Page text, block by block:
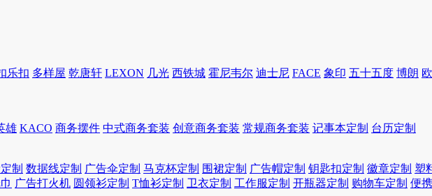
乐扣 多样屋 乾唐轩 LEXON 几光 西铁城 霍尼韦尔 迪士尼 FACE 象印 五十五度 博朗
雄 KACO 商务摆件 中式商务套装 创意商务套装 常规商务套装 记事本定制 台历定制
制 数据线定制 广告伞定制 马克杯定制 围裙定制 广告帽定制 钥匙扣定制 徽章定制 塑
广告打火机 圆领衫定制 T恤衫定制 卫衣定制 工作服定制 开瓶器定制 购物车定制 便